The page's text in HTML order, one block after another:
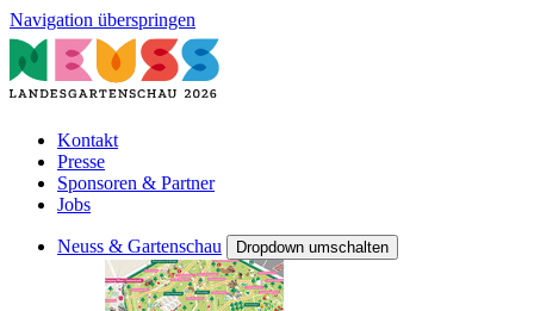
Navigation überspringen
Kontakt
Presse
Sponsoren & Partner
Jobs
Neuss & Gartenschau Dropdown umschalten